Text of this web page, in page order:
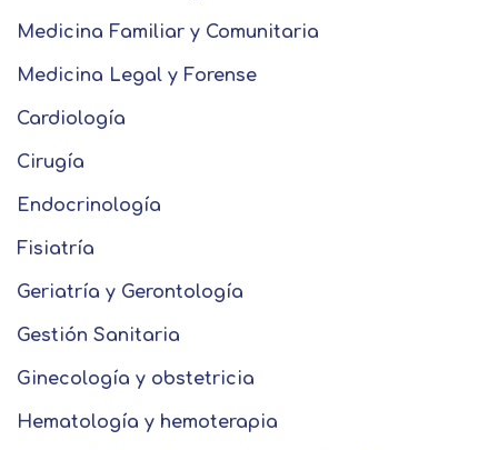
Medicina Familiar y Comunitaria
Medicina Legal y Forense
Cardiología
Cirugía
Endocrinología
Fisiatría
Geriatría y Gerontología
Gestión Sanitaria
Ginecología y obstetricia
Hematología y hemoterapia